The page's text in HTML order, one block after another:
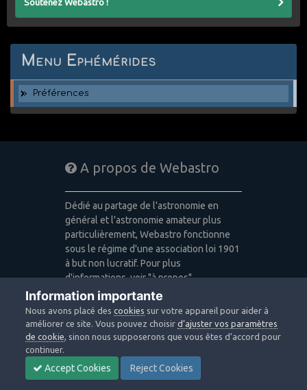
Soutenez Webastro !
Menu Ephémérides
Préférences
A propos de Webastro
Dédié au partage de l'astronomie en
général et l'astronomie amateur plus
particulièrement, Webastro fonctionne
sous le régime d'une association loi 1901
à but non lucratif. Pour plus
d'informations, voir "à propos".
Publicité: pas de publicité
Icons made byFreepik,Alessio Atzeni,
Pixel Buddha,Icon Pondfrom
www.flaticon.comis licensed by CC 3.0
BY
Design images: Courtesy NASA/JPL-
Information importante
Nous avons placé descookies sur votre appareil pour aider à
améliorer ce site. Vous pouvez choisird’ajuster vos paramètres
de cookie, sinon nous supposerons que vous êtes d’accord pour
continuer.
Accept Cookies Reject Cookies